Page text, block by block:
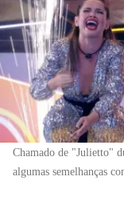
Chamado de "Julietto"
algumas semelhanças